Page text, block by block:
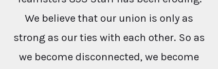
We believe that our union is only as
strong as our ties with each other. So as
we become disconnected, we become